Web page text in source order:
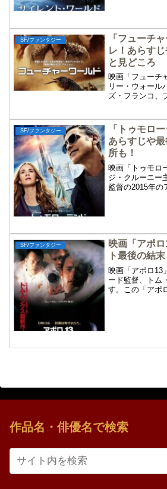
後ラストの結
す。マイナス70
襲うSFパニッ
地球氷結」をお
SF/ファンタジー
「フューチ
レ！あらす
と見どころ
映画「フューチ
リー・ウォール
ズ・フランコ、
チェン監督の
画「フューチ
やあらすじ、
ろを紹介しま
とアンドロイド
「フューチャー
ださい。
SF/ファンタジー
「トゥモロ
あらすじや
所も！
映画「トゥモロ
ジ・クルーニー
監督の2015年の
ローランド」
ださい。
SF/ファンタジー
映画「アポ
ト最後の結
映画「アポロ13
ード監督、トム
す。この「アポ
作品名・俳優名で検索